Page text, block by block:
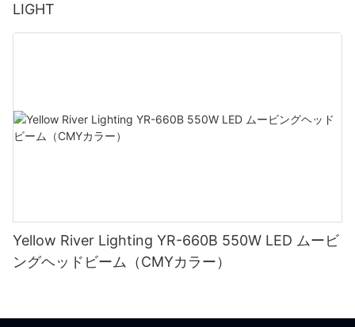
LIGHT
Yellow River Lighting YR-660B 550W LED ムービ
ングヘッドビーム（CMYカラー）